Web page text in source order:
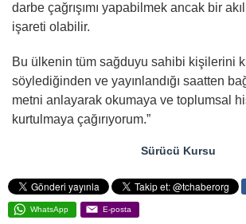
darbe çağrışımı yapabilmek ancak bir akıl
işareti olabilir.
Bu ülkenin tüm sağduyu sahibi kişilerini
söylediğinden ve yayınlandığı saatten
metni anlayarak okumaya ve toplumsal
kurtulmaya çağırıyorum.”
Sürücü Kursu
WhatsApp E-posta